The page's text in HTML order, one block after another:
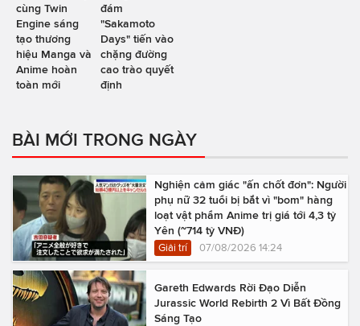
cùng Twin
Engine sáng
tạo thương
hiệu Manga và
Anime hoàn
toàn mới
đám
"Sakamoto
Days" tiến vào
chặng đường
cao trào quyết
định
BÀI MỚI TRONG NGÀY
Nghiện cảm giác "ấn chốt đơn": Người
phụ nữ 32 tuổi bị bắt vì "bom" hàng
loạt vật phẩm Anime trị giá tới 4,3 tỷ
Yên (~714 tỷ VNĐ)
Giải trí 07/08/2026 14:24
Gareth Edwards Rời Đạo Diễn
Jurassic World Rebirth 2 Vì Bất Đồng
Sáng Tạo